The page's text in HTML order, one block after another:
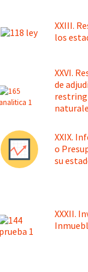
XXIII.
los
XXVI.
de
XXIX.
o
su
XXXII.